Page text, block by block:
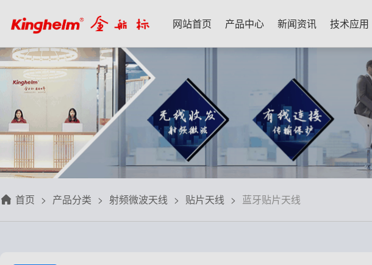
网站首页 产品中心
产品中心
射频微波天线
射频线转接线
板端座子弹片
滤波器双工器
信号开关
新闻资讯
新闻资讯
每日芯闻
行业资讯
三八八问
人文荟萃
华强北小百科
技术应用
技术应用
每日一品
应用案例
技术交流
名家专栏
宋仕强
林雪萍
齐大峰
刘大成
朱军山
关于我们
关于我们
联系我们
用户协议
隐私政策
免费样品
首页 产品分类 射频微波天线 贴片天线 蓝牙贴片天线